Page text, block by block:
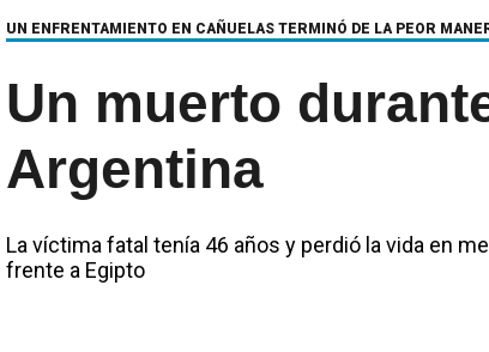
UN ENFRENTAMIENTO EN CAÑUELAS TERMINÓ DE LA PEOR
Un muerto
Argentina
La víctima fatal tenía 46 años y perdió la vida en
frente a Egipto